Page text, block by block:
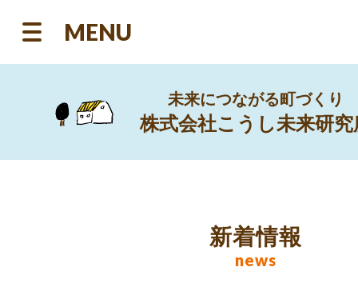
MENU
未来につながる町づくり
株式会社こうし未来研究
新着情報
news